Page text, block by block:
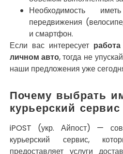
Необходимость
передвижения
и смартфон.
Если вас интересует
личном авто, тогда не
наши предложения уже
Почему выбрать
курьерский сервис
iPOST (укр. Айпост) —
курьерский сервис,
предоставляет услуги
Полтава
Прилуки
Путивль
Пятихатки
Раздельная
Рени
Ромны
Ровно
Рудное
Самбор
Счастливое
Шепетовка